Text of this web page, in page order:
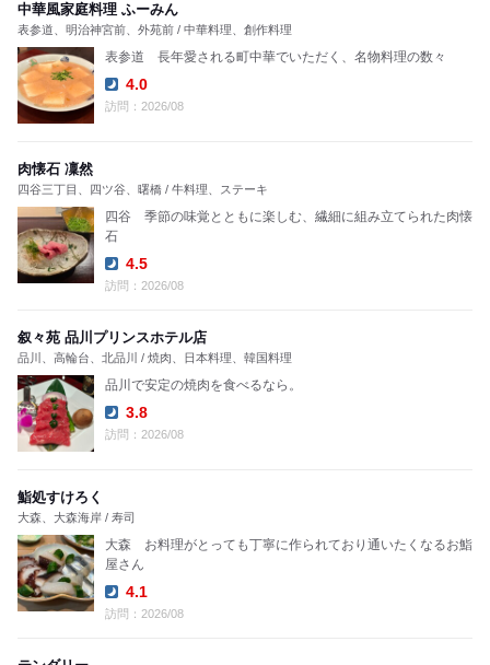
中華風家庭料理 ふーみん
表参道、明治神宮前、外苑前 / 中華料理、創作料理
表参道 長年愛される町中華でいただく、名物料理の数々
Dinner:
4.0
訪問：2026/08
肉懐石 凜然
四谷三丁目、四ツ谷、曙橋 / 牛料理、ステーキ
四谷 季節の味覚とともに楽しむ、繊細に組み立てられた肉懐
石
Dinner:
4.5
訪問：2026/08
叙々苑 品川プリンスホテル店
品川、高輪台、北品川 / 焼肉、日本料理、韓国料理
品川で安定の焼肉を食べるなら。
Dinner:
3.8
訪問：2026/08
鮨処すけろく
大森、大森海岸 / 寿司
大森 お料理がとっても丁寧に￼作られており通いたくなるお鮨
屋さん
Dinner:
4.1
訪問：2026/08